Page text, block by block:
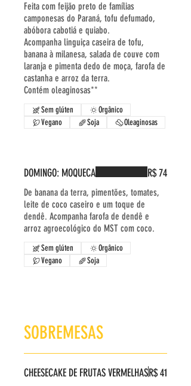
Feita com feijão preto de famílias
camponesas do Paraná, tofu defumado,
abóbora cabotiá e quiabo.
Acompanha linguiça caseira de tofu,
banana à milanesa, salada de couve com
laranja e pimenta dedo de moça, farofa de
castanha e arroz da terra.
Contém oleaginosas**
Sem glúten
Orgânico
Vegano
Soja Oleaginosas
DOMINGO: MOQUECA
De banana da terra, pimentões, tomates,
leite de coco caseiro e um toque de
dendê. Acompanha farofa de dendê e
R$ 74
Sem glúten
Orgânico
Vegano
Soja
SOBREMESAS
CHEESECAKE DE FRUTAS VERMELHASR$ 41